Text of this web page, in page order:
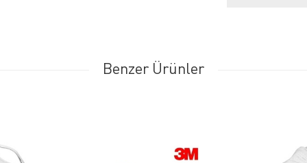
Benzer Ürünler